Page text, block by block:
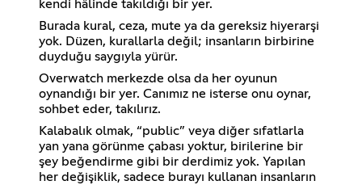
kendi hâlinde takıldığı bir yer.
Burada kural, ceza, mute ya da gereksiz hiyerarşi
yok. Düzen, kurallarla değil; insanların birbirine
duyduğu saygıyla yürür.
Overwatch merkezde olsa da her oyunun
oynandığı bir yer. Canımız ne isterse onu oynar,
sohbet eder, takılırız.
Kalabalık olmak, “public” veya diğer sıfatlarla
yan yana görünme çabası yoktur, birilerine bir
şey beğendirme gibi bir derdimiz yok. Yapılan
her değişiklik, sadece burayı kullanan insanların